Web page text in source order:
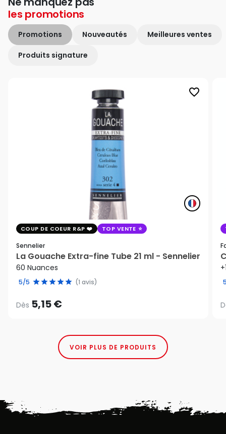
les promotions
Promotions Nouveautés Meilleures ventes
Produits signature
favorite_border
COUP DE COEUR R&P TOP VENTE
Sennelier
La Gouache Extra-fine Tube 21 ml - Sennelier
60 Nuances
5/5 (1 avis)
Dès 5,15 €
VOIR PLUS DE PRODUITS